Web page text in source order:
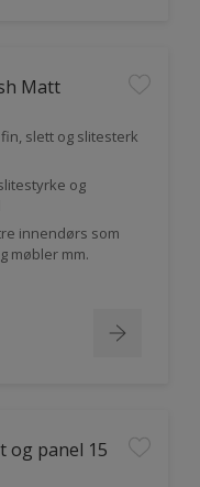
Matt
slett og slitesterk
og
innendørs som
møbler mm.
og panel 15